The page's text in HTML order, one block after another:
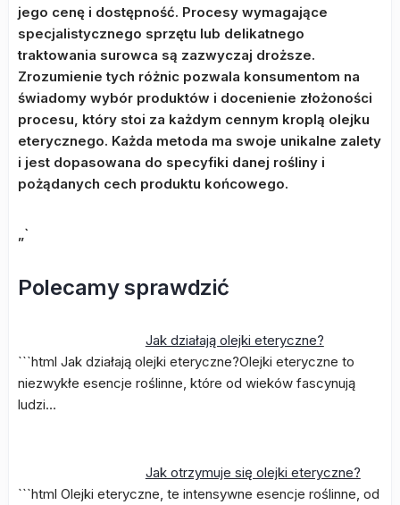
jego cenę i dostępność. Procesy wymagające
specjalistycznego sprzętu lub delikatnego
traktowania surowca są zazwyczaj droższe.
Zrozumienie tych różnic pozwala konsumentom na
świadomy wybór produktów i docenienie złożoności
procesu, który stoi za każdym cennym kroplą olejku
eterycznego. Każda metoda ma swoje unikalne zalety
i jest dopasowana do specyfiki danej rośliny i
pożądanych cech produktu końcowego.
„`
Polecamy sprawdzić
Jak działają olejki eteryczne?
```html Jak działają olejki eteryczne?Olejki eteryczne to
niezwykłe esencje roślinne, które od wieków fascynują
ludzi…
Jak otrzymuje się olejki eteryczne?
```html Olejki eteryczne, te intensywne esencje roślinne, od